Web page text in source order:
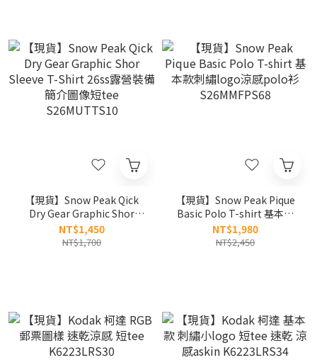
【現貨】Snow Peak Qick
Dry Gear Graphic Shor
Sleeve T-Shirt 26ss露營裝
備簡介圖像短tee
NT$1,450
NT$1,700
【現貨】Snow Peak Pique
Basic Polo T-shirt 基本款
刺繡logo涼感polo衫
S26MMFPS68
NT$1,980
NT$2,450